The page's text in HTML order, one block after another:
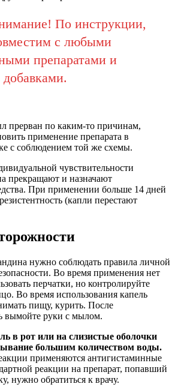
По инструкции,
с любыми
препаратами и
прерван по каким-то причинам,
применение препарата в
с соблюдением той же схемы.
чувствительности
прекращают и назначают
При применении больше 14 дней
(капли перестают
нужно соблюдать правила личной
Во время применения нет
перчатки, но контролируйте
Во время использования капель
пищу, курить. После
вымойте руки с мылом.
в рот или на слизистые оболочки
большим количеством воды.
применяются антигистаминные
реакции на препарат, попавший
нужно обратиться к врачу.